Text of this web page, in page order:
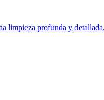
limpieza profunda y